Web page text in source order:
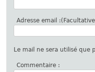
Adresse email
Le mail ne sera utilisé que
Commentaire :